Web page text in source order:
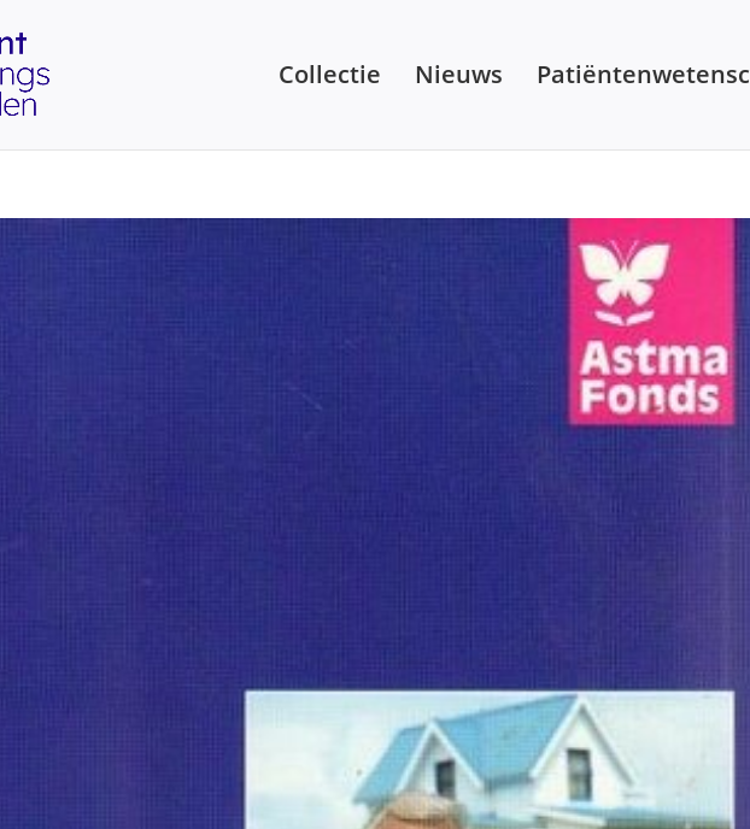
Collectie Nieuws